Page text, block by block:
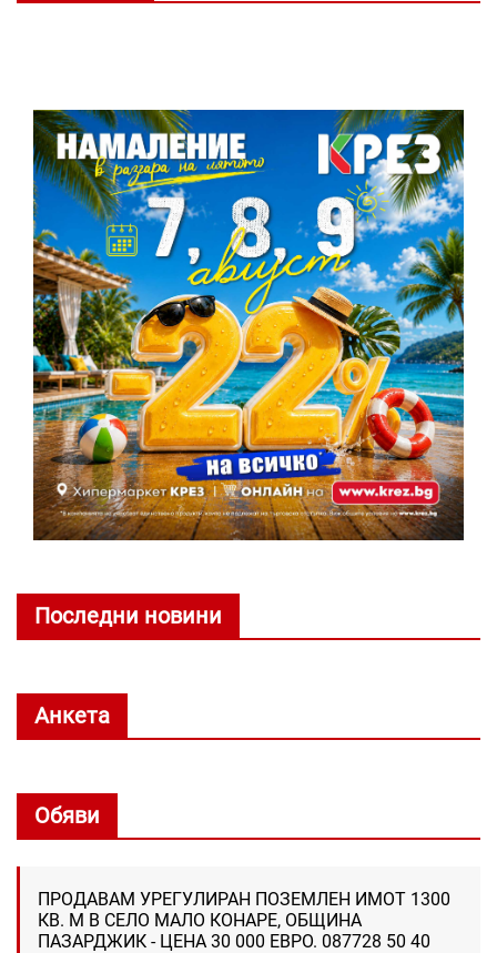
Последни новини
Анкета
Обяви
ПРОДАВАМ УРЕГУЛИРАН ПОЗЕМЛЕН ИМОТ 1300
КВ. М В СЕЛО МАЛО КОНАРЕ, ОБЩИНА
ПАЗАРДЖИК - ЦЕНА 30 000 ЕВРО. 087728 50 40